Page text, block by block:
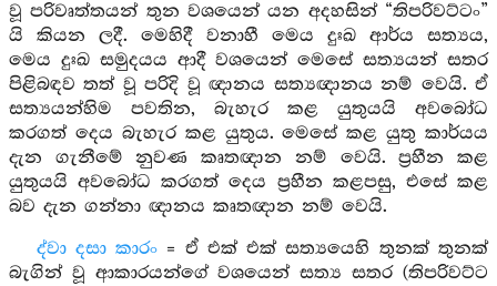
වූ පරිවෘත්තයන් තුන වශයෙන් යන අදහසින් “තිපරිවට්ටං”
යි කියන ලදී. මෙහිදී වනාහී මෙය දුඃඛ ආර්ය සත්‍යය,
මෙය දුඃඛ සමුදයය ආදී වශයෙන් මෙසේ සත්‍යයන් සතර
පිළිබඳව තත් වූ පරිදි වූ ඥානය සත්‍යඥානය නම් වෙයි. ඒ
සත්‍යයන්හිම පවතින, බැහැර කළ යුතුයයි අවබෝධ
කරගත් දෙය බැහැර කළ යුතුය. මෙසේ කළ යුතු කාර්යය
දැන ගැනීමේ නුවණ කෘතඥාන නම් වෙයි. ප්‍රහීන කළ
යුතුයයි අවබෝධ කරගත් දෙය ප්‍රහීන කළපසු, එසේ කළ
බව දැන ගන්නා ඥානය කෘතඥාන නම් වෙයි.
ද්වා දසා කාරං = ඒ එක් එක් සත්‍යයෙහි තුනක් තුනක්
බැගින් වූ ආකාරයන්ගේ වශයෙන් සත්‍ය සතර (තිපරිවට්ට